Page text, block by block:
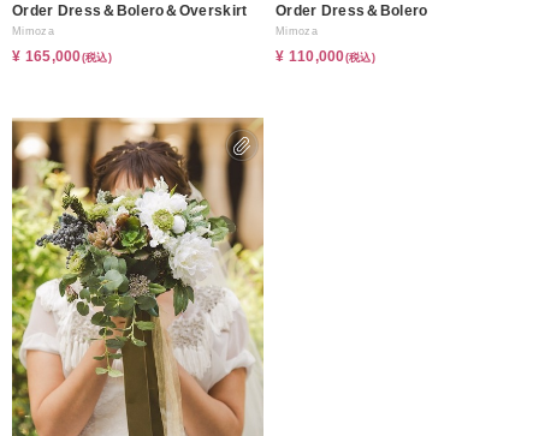
Order Dress＆Bolero＆Overskirt
Mimoza
¥ 165,000(税込)
Order Dress＆Bolero
Mimoza
¥ 110,000(税込)